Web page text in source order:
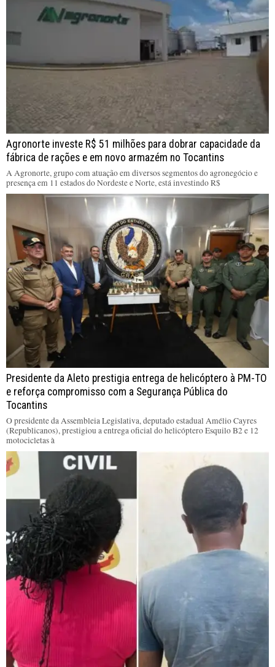
Agronorte investe R$ 51 milhões para dobrar capacidade da
fábrica de rações e em novo armazém no Tocantins
A Agronorte, grupo com atuação em diversos segmentos do agronegócio e
presença em 11 estados do Nordeste e Norte, está investindo R$
Presidente da Aleto prestigia entrega de helicóptero à PM-TO
e reforça compromisso com a Segurança Pública do
Tocantins
O presidente da Assembleia Legislativa, deputado estadual Amélio Cayres
(Republicanos), prestigiou a entrega oficial do helicóptero Esquilo B2 e 12
motocicletas à